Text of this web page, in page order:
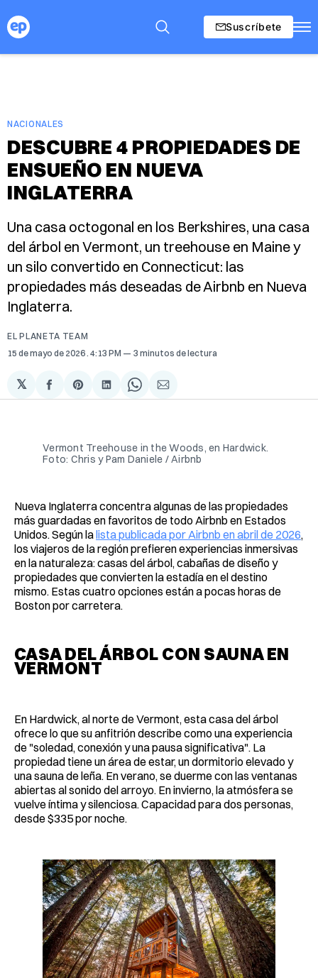
Suscríbete
NACIONALES
DESCUBRE 4 PROPIEDADES DE
ENSUEÑO EN NUEVA
INGLATERRA
Una casa octogonal en los Berkshires, una casa
del árbol en Vermont, un treehouse en Maine y
un silo convertido en Connecticut: las
propiedades más deseadas de Airbnb en Nueva
Inglaterra.
EL PLANETA TEAM
15 de mayo de 2026 . 4:13 PM 3 minutos de lectura
𝕏
Compartir
en
Share
on
Compartir
en
Share
on
Compartir
via
Vermont Treehouse in the Woods, en Hardwick.
Foto: Chris y Pam Daniele / Airbnb
Nueva Inglaterra concentra algunas de las propiedades
más guardadas en favoritos de todo Airbnb en Estados
Unidos. Según lalista publicada por Airbnb en abril de 2026,
los viajeros de la región prefieren experiencias inmersivas
en la naturaleza: casas del árbol, cabañas de diseño y
propiedades que convierten la estadía en el destino
mismo. Estas cuatro opciones están a pocas horas de
Boston por carretera.
CASA DEL ÁRBOL CON SAUNA EN
VERMONT
En Hardwick, al norte de Vermont, esta casa del árbol
ofrece lo que su anfitrión describe como una experiencia
de "soledad, conexión y una pausa significativa". La
propiedad tiene un área de estar, un dormitorio elevado y
una sauna de leña. En verano, se duerme con las ventanas
abiertas al sonido del arroyo. En invierno, la atmósfera se
vuelve íntima y silenciosa. Capacidad para dos personas,
desde $335 por noche.